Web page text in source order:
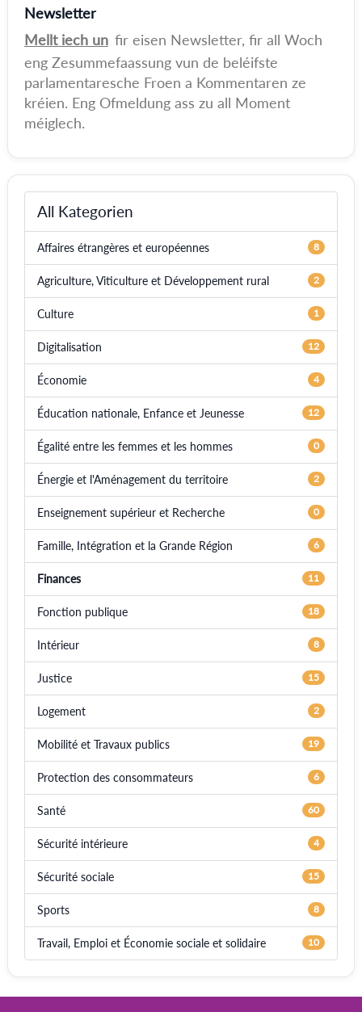
Newsletter
Mellt iech un fir eisen Newsletter, fir all Woch
eng Zesummefaassung vun de beléifste
parlamentaresche Froen a Kommentaren ze
kréien. Eng Ofmeldung ass zu all Moment
méiglech.
All Kategorien
Affaires étrangères et européennes 8
Agriculture, Viticulture et Développement rural 2
Culture 1
Digitalisation 12
Économie 4
Éducation nationale, Enfance et Jeunesse 12
Égalité entre les femmes et les hommes 0
Énergie et l'Aménagement du territoire 2
Enseignement supérieur et Recherche 0
Famille, Intégration et la Grande Région 6
Finances 11
Fonction publique 18
Intérieur 8
Justice 15
Logement 2
Mobilité et Travaux publics 19
Protection des consommateurs 6
Santé 60
Sécurité intérieure 4
Sécurité sociale 15
Sports 8
Travail, Emploi et Économie sociale et solidaire 10